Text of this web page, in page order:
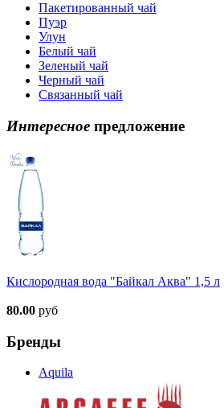
Пакетированный чай
Пуэр
Улун
Белый чай
Зеленый чай
Черный чай
Связанный чай
Интересное предложение
Кислородная вода "Байкал Аква" 1,5 л
80.00 руб
Бренды
Aquila